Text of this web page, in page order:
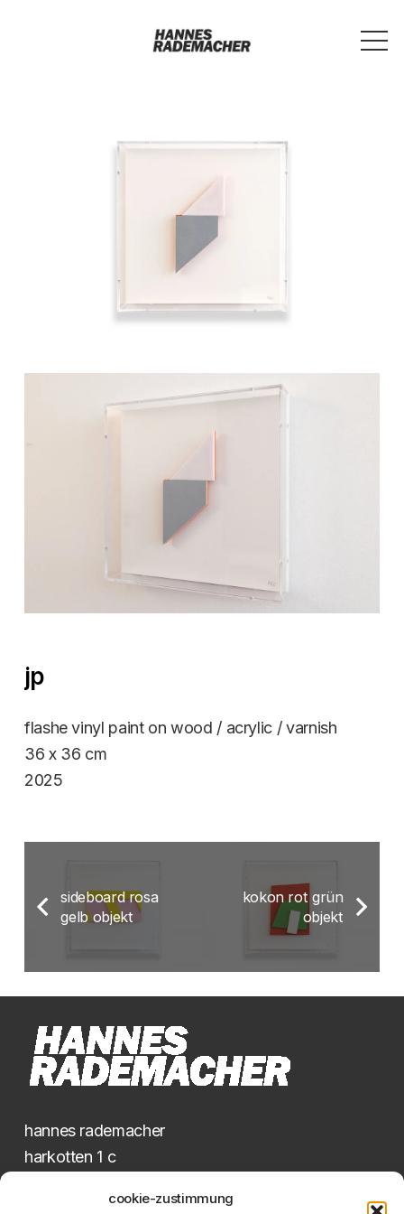
cookie-zustimmung
jp
flashe vinyl paint on wood / acrylic / varnish
36 x 36 cm
2025
sideboard rosa
gelb objekt
kokon rot grün
objekt
hannes rademacher
harkotten 1 c